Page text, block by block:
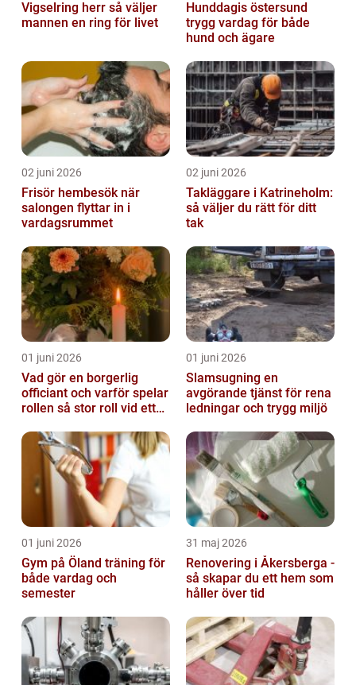
Vigselring herr så väljer
mannen en ring för livet
Hunddagis östersund
trygg vardag för både
hund och ägare
02 juni 2026
Frisör hembesök när
salongen flyttar in i
vardagsrummet
02 juni 2026
Takläggare i Katrineholm:
så väljer du rätt för ditt
tak
01 juni 2026
Vad gör en borgerlig
officiant och varför spelar
rollen så stor roll vid ett
01 juni 2026
Slamsugning en
avgörande tjänst för rena
ledningar och trygg miljö
01 juni 2026
Gym på Öland träning för
både vardag och
semester
31 maj 2026
Renovering i Åkersberga -
så skapar du ett hem som
håller över tid